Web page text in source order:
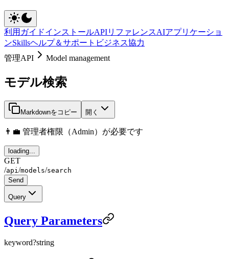
利用ガイドインストールAPIリファレンスAIアプリケーショ
ンSkillsヘルプ＆サポート ビジネス協力
管理API
Model management
モデル検索
Markdownをコピー 開く
👨‍💼 管理者権限（Admin）が必要です
loading...
GET
/api /models/search
Send
Query
Query Parameters
keyword?string